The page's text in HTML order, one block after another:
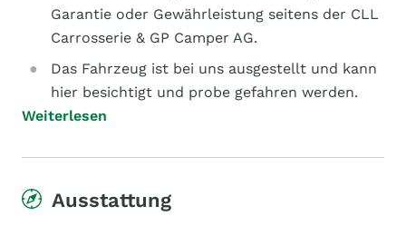
Garantie oder Gewährleistung seitens der CLL
Carrosserie & GP Camper AG.
Das Fahrzeug ist bei uns ausgestellt und kann
hier besichtigt und probe gefahren werden.
Weiterlesen
Ausstattung